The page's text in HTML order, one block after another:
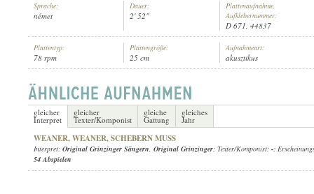
INTERPRET: ORIGINAL GRINZINGER SÄNGERN ORIGINAL GRINZINGER
Sprache:
német
Dauer:
2' 52"
Plattenaufnahme,
Aufklebernummer:
D 671, 44837
Plattentyp:
78 rpm
Plattengröße:
25 cm
Aufnahmeart:
akusztikus
gleicher
Interpret
gleicher
Texter/Komponist
gleiche
Gattung
gleiches
Jahr
WEANER, WEANER, SCHEBERN MUSS
Interpret: Original Grinzinger Sängern, Original Grinzinger; Texter/Komponist: -;
54 Abspielen